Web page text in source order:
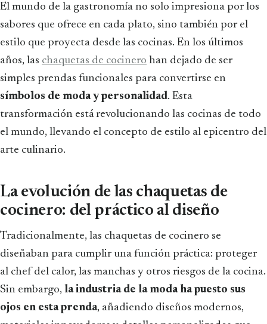
El mundo de la gastronomía no solo impresiona por los
sabores que ofrece en cada plato, sino también por el
estilo que proyecta desde las cocinas. En los últimos
años, las chaquetas de cocinero han dejado de ser
simples prendas funcionales para convertirse en
símbolos de moda y personalidad. Esta
transformación está revolucionando las cocinas de todo
el mundo, llevando el concepto de estilo al epicentro del
arte culinario.
La evolución de las chaquetas de
cocinero: del práctico al diseño
Tradicionalmente, las chaquetas de cocinero se
diseñaban para cumplir una función práctica: proteger
al chef del calor, las manchas y otros riesgos de la cocina.
Sin embargo, la industria de la moda ha puesto sus
ojos en esta prenda, añadiendo diseños modernos,